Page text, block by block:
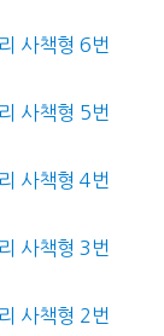
사책형 6번
사책형 5번
사책형 4번
사책형 3번
사책형 2번